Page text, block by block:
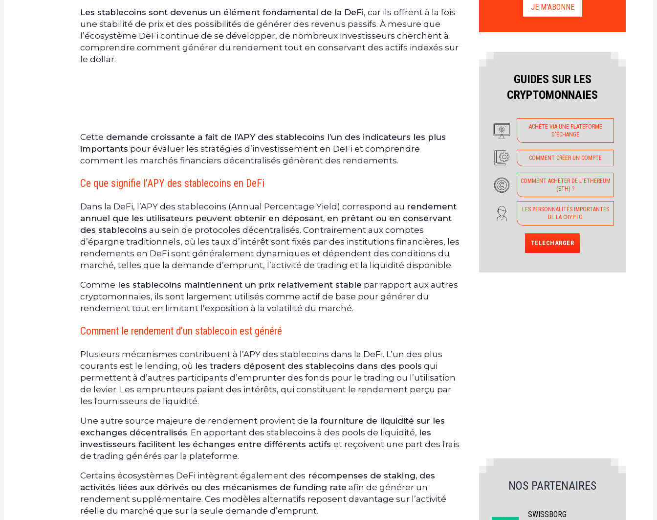
c.Pourquoi l’APY des stablecoins est important pour les investisseurs
d.Les limites des modèles de rendement DeFi traditionnels
2. Qu’est-ce que le $DUSD de StandX ?
a. Comment le $DUSD génère un APY de stablecoin
b. Un APY de stablecoin actuellement autour de 5,35 %
b. Les avantages à détenir du $DUSD
c. Risques et mécanismes de couverture
4. Un nouveau modèle de rendement pour les stablecoins en DeFi
Les stablecoins sont devenus un élément fondamental de la DeFi, car ils offrent à la fois
une stabilité de prix et des possibilités de générer des revenus passifs. À mesure que
l’écosystème DeFi continue de se développer, de nombreux investisseurs cherchent à
comprendre comment générer du rendement tout en conservant des actifs indexés sur
le dollar.
Cette demande croissante a fait de l’APY des stablecoins l’un des indicateurs les plus
importants pour évaluer les stratégies d’investissement en DeFi et comprendre
comment les marchés financiers décentralisés génèrent des rendements.
Ce que signifie l’APY des stablecoins en DeFi
Dans la DeFi, l’APY des stablecoins (Annual Percentage Yield) correspond au rendement
annuel que les utilisateurs peuvent obtenir en déposant, en prêtant ou en conservant
des stablecoins au sein de protocoles décentralisés. Contrairement aux comptes
d’épargne traditionnels, où les taux d’intérêt sont fixés par des institutions financières, les
rendements en DeFi sont généralement dynamiques et dépendent des conditions du
marché, telles que la demande d’emprunt, l’activité de trading et la liquidité disponible.
Comme les stablecoins maintiennent un prix relativement stable par rapport aux autres
cryptomonnaies, ils sont largement utilisés comme actif de base pour générer du
rendement tout en limitant l’exposition à la volatilité du marché.
Comment le rendement d’un stablecoin est généré
Plusieurs mécanismes contribuent à l’APY des stablecoins dans la DeFi. L’un des plus
courants est le lending, où les traders déposent des stablecoins dans des pools qui
permettent à d’autres participants d’emprunter des fonds pour le trading ou l’utilisation
de levier. Les emprunteurs paient des intérêts, qui constituent le rendement perçu par
les fournisseurs de liquidité.
Une autre source majeure de rendement provient de la fourniture de liquidité sur les
exchanges décentralisés. En apportant des stablecoins à des pools de liquidité, les
investisseurs facilitent les échanges entre différents actifs et reçoivent une part des frais
de trading générés par la plateforme.
Certains écosystèmes DeFi intègrent également des récompenses de staking, des
activités liées aux dérivés ou des mécanismes de funding rate afin de générer un
rendement supplémentaire. Ces modèles alternatifs reposent davantage sur l’activité
réelle du marché que sur la seule demande d’emprunt.
JE M'ABONNE
GUIDES SUR LES
CRYPTOMONNAIES
ACHÈTE VIA UNE PLATEFORME
D'ÉCHANGE
COMMENT CRÉER UN COMPTE
COMMENT ACHETER DE L'ETHEREUM
(ETH) ?
LES PERSONNALITÉS IMPORTANTES
DE LA CRYPTO
TELECHARGER
NOS PARTENAIRES
SWISSBORG